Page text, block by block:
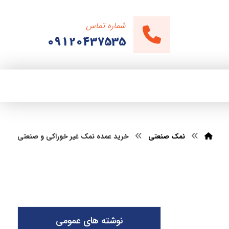
شماره تماس
09120437535
نمک صنعتی خرید عمده نمک غیر خوراکی و صنعتی
نوشته های عمومی